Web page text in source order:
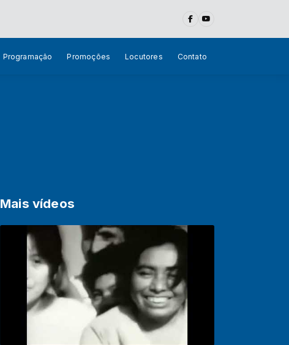
Programação Promoções Locutores Contato
Mais vídeos